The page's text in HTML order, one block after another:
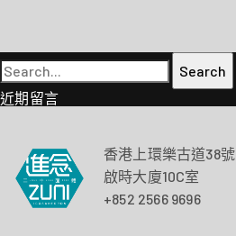
Search
for:
近期留言
香港上環樂古道38號
啟時大廈10C室
+852 2566 9696